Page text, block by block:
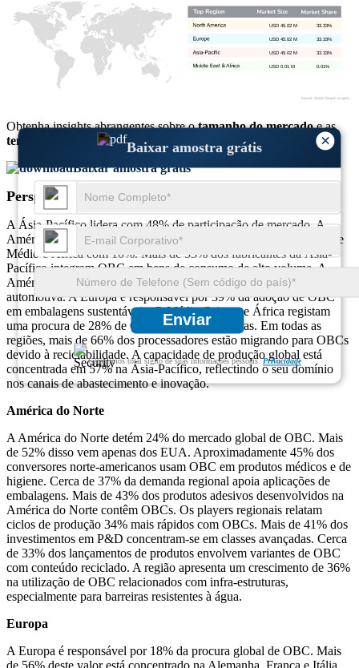
×
Baixar amostra grátis
Enviar
Garantimos total sigilo de suas informações pessoais.Privacidade
0.01%
USD 0.01 M
33.33%
USD 45.02 M
33.33%
USD 45.02 M
33.33%
USD 45.02 M
Obtenha insights abrangentes sobre otamanho do mercadoe as
tendências de crescimento
Baixar amostra grátis
Perspectiva Regional
A Ásia-Pacífico lidera com 48% de participação de mercado. A
América do Norte segue com 24%, a Europa com 18% e o Oriente
Médio e África com 10%. Mais de 53% dos fabricantes da Ásia-
Pacífico integram OBC em bens de consumo de alto volume. A
América do Norte vê 47% de seu uso nas áreas de saúde e
automotiva. A Europa é responsável por 39% da adoção de OBC
em embalagens sustentáveis. O Médio Oriente e África registam
uma procura de 28% de OBC em infra-estruturas. Em todas as
regiões, mais de 66% dos processadores estão migrando para OBCs
devido à reciclabilidade. A capacidade de produção global está
concentrada em 57% na Ásia-Pacífico, reflectindo o seu domínio
nos canais de abastecimento e inovação.
América do Norte
A América do Norte detém 24% do mercado global de OBC. Mais
de 52% disso vem apenas dos EUA. Aproximadamente 45% dos
conversores norte-americanos usam OBC em produtos médicos e de
higiene. Cerca de 37% da demanda regional apoia aplicações de
embalagens. Mais de 43% dos produtos adesivos desenvolvidos na
América do Norte contêm OBCs. Os players regionais relatam
ciclos de produção 34% mais rápidos com OBCs. Mais de 41% dos
investimentos em P&D concentram-se em classes avançadas. Cerca
de 33% dos lançamentos de produtos envolvem variantes de OBC
com conteúdo reciclado. A região apresenta um crescimento de 36%
na utilização de OBC relacionados com infra-estruturas,
especialmente para barreiras resistentes à água.
Europa
A Europa é responsável por 18% da procura global de OBC. Mais